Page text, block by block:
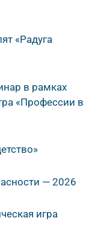
«Радуга
в рамках
«Профессии в
— 2026
игра